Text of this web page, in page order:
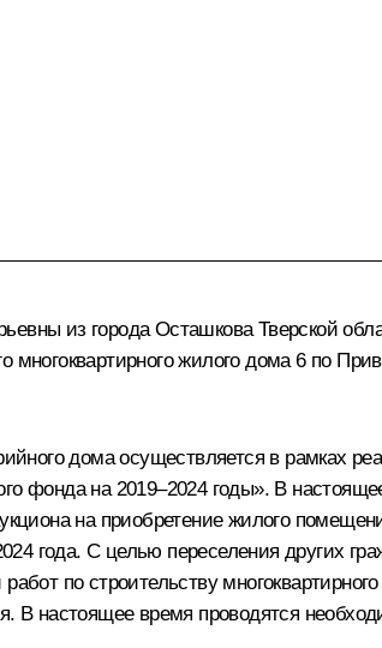
из города Осташкова Тверской
жилого дома 6 по
дома осуществляется в рамках
фонда на 2019–2024 годы». В
на приобретение жилого
года. С целью переселения других
по строительству
В настоящее время проводятся